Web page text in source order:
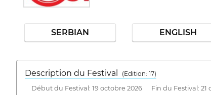
SERBIAN ENGLISH
Description du Festival
( Edition: 17)
Début du Festival: 19 octobre 2026 Fin du Festival: 21